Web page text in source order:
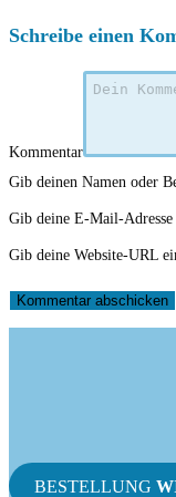
Schreibe einen
Kommentar
Gib deinen Namen oder
Gib deine E-Mail-
Gib deine Website-URL
BESTELLUNG